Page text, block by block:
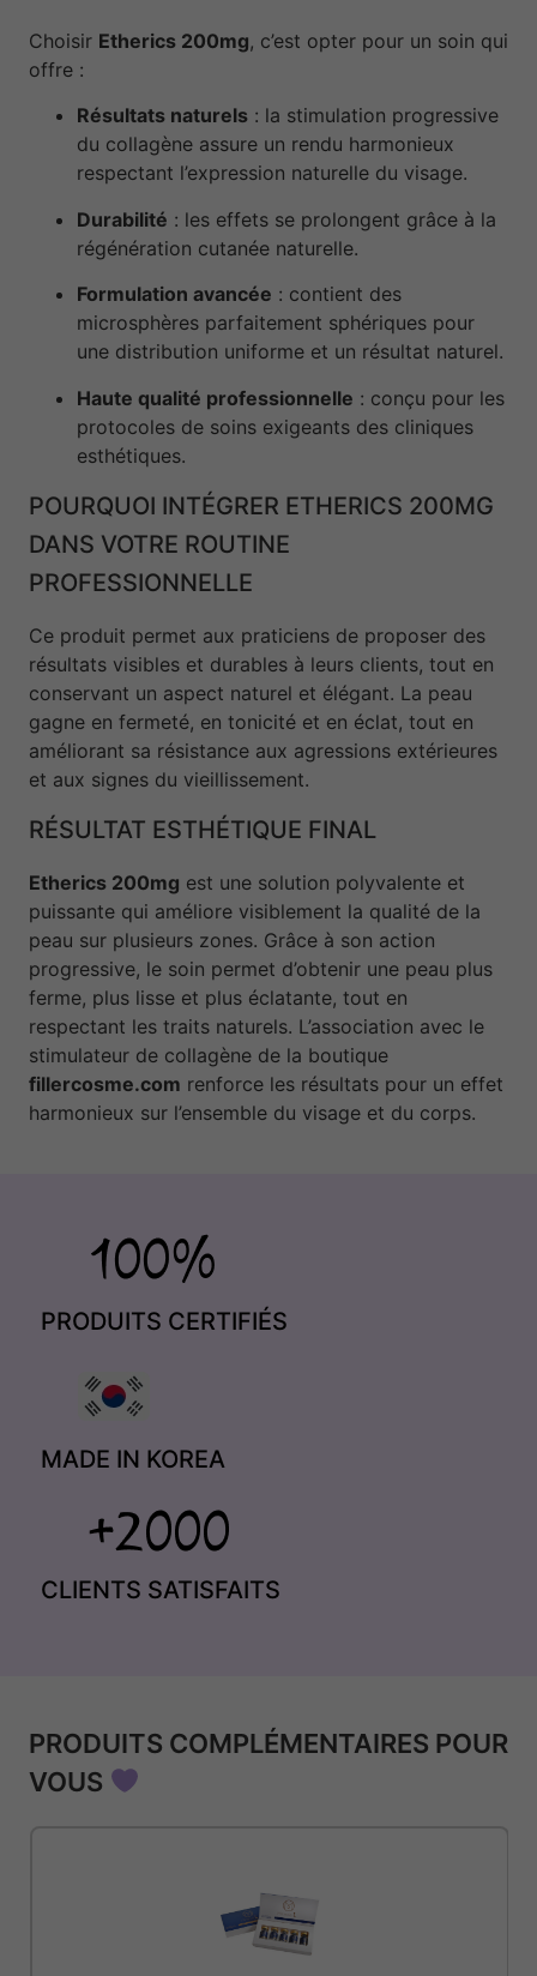
Choisir Etherics 200mg, c’est opter pour un soin qui
offre :
Résultats naturels : la stimulation progressive
du collagène assure un rendu harmonieux
respectant l’expression naturelle du visage.
Durabilité : les effets se prolongent grâce à la
régénération cutanée naturelle.
Formulation avancée : contient des
microsphères parfaitement sphériques pour
une distribution uniforme et un résultat naturel.
Haute qualité professionnelle : conçu pour les
protocoles de soins exigeants des cliniques
esthétiques.
POURQUOI INTÉGRER ETHERICS 200MG
DANS VOTRE ROUTINE
PROFESSIONNELLE
Ce produit permet aux praticiens de proposer des
résultats visibles et durables à leurs clients, tout en
conservant un aspect naturel et élégant. La peau
gagne en fermeté, en tonicité et en éclat, tout en
améliorant sa résistance aux agressions extérieures
et aux signes du vieillissement.
RÉSULTAT ESTHÉTIQUE FINAL
Etherics 200mg est une solution polyvalente et
puissante qui améliore visiblement la qualité de la
peau sur plusieurs zones. Grâce à son action
progressive, le soin permet d’obtenir une peau plus
ferme, plus lisse et plus éclatante, tout en
respectant les traits naturels. L’association avec le
stimulateur de collagène de la boutique
fillercosme.com renforce les résultats pour un effet
harmonieux sur l’ensemble du visage et du corps.
PRODUITS CERTIFIÉS
MADE IN KOREA
CLIENTS SATISFAITS
PRODUITS COMPLÉMENTAIRES POUR
VOUS